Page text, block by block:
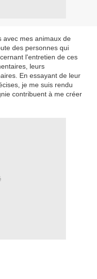
avec mes animaux de
des personnes qui
l'entretien de ces
leurs
En essayant de leur
je me suis rendu
contribuent à me créer